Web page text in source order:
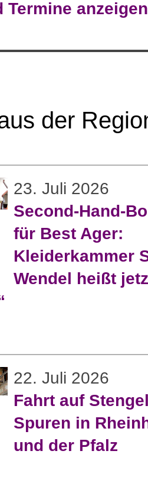
Termine anzeigen
der
23. Juli 2026
Second-Hand-
für Best Ager:
Kleiderkammer
Wendel heißt
22. Juli 2026
Fahrt auf
Spuren in
und der Pfalz